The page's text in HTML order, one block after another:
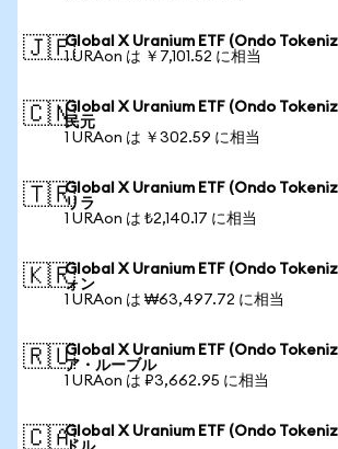
🇯🇵Global X Uranium ETF (Ondo
1 URAon は ￥7,101.52 に相当
🇨🇳Global X Uranium ETF (Ondo
民元
1 URAon は ￥302.59 に相当
🇹🇷Global X Uranium ETF (Ondo
リラ
1 URAon は ₺2,140.17 に相当
🇰🇷Global X Uranium ETF (Ondo
ォン
1 URAon は ₩63,497.72 に相当
🇷🇺Global X Uranium ETF (Ondo
ア・ルーブル
1 URAon は ₽3,662.95 に相当
🇨🇦Global X Uranium ETF (Ondo